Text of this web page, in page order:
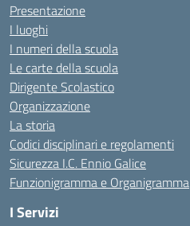
Presentazione
I luoghi
I numeri della scuola
Le carte della scuola
Dirigente Scolastico
Organizzazione
La storia
Codici disciplinari e regolamenti
Sicurezza I.C. Ennio Galice
Funzionigramma e Organigramma
I Servizi